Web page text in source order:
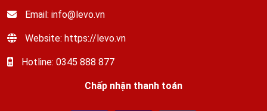
Email: info@levo.vn
Website: https://levo.vn
Hotline: 0345 888 877
Chấp nhận thanh toán